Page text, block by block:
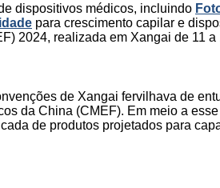
dispositivos médicos, incluindo
para crescimento capilar e
2024, realizada em Xangai de 11 a
de Xangai fervilhava de
da China (CMEF). Em meio a
de produtos projetados para